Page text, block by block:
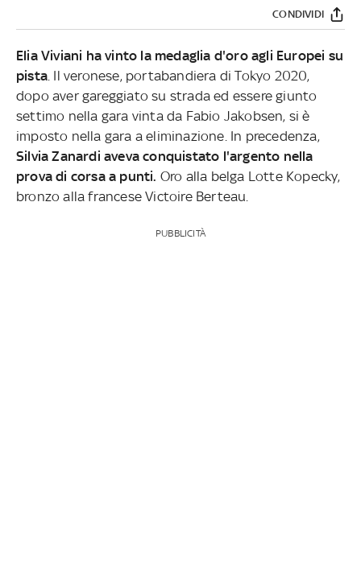
CONDIVIDI
Elia Viviani ha vinto la medaglia d'oro agli Europei su
pista . Il veronese, portabandiera di Tokyo 2020,
dopo aver gareggiato su strada ed essere giunto
settimo nella gara vinta da Fabio Jakobsen, si è
imposto nella gara a eliminazione. In precedenza,
Silvia Zanardi aveva conquistato l'argento nella
prova di corsa a punti. Oro alla belga Lotte Kopecky,
bronzo alla francese Victoire Berteau.
PUBBLICITÀ